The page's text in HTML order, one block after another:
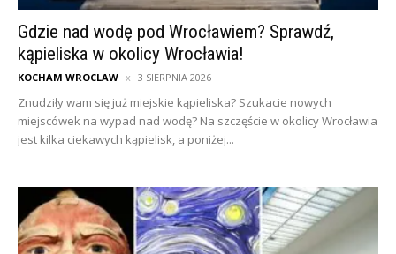
Gdzie nad wodę pod Wrocławiem? Sprawdź,
kąpieliska w okolicy Wrocławia!
KOCHAM WROCLAW 3 SIERPNIA 2026
Znudziły wam się już miejskie kąpieliska? Szukacie nowych
miejscówek na wypad nad wodę? Na szczęście w okolicy Wrocławia
jest kilka ciekawych kąpielisk, a poniżej...